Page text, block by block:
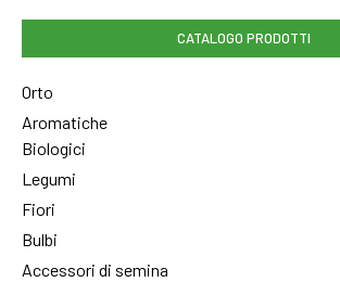
CATALOGO PRODOTTI
Orto
Aromatiche
Biologici
Legumi
Fiori
Bulbi
Accessori di semina